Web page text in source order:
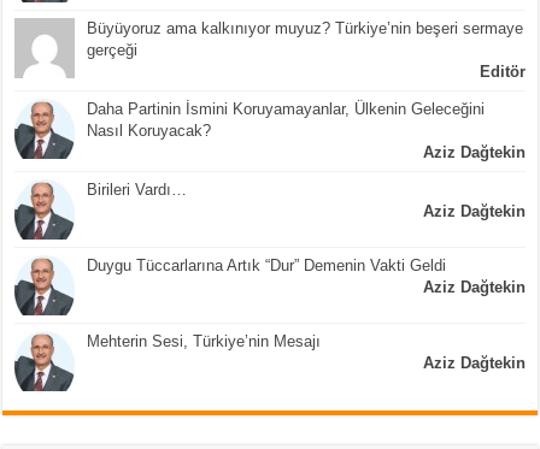
Büyüyoruz ama kalkınıyor muyuz? Türkiye’nin beşeri sermaye
gerçeği
Editör
Daha Partinin İsmini Koruyamayanlar, Ülkenin Geleceğini
Nasıl Koruyacak?
Aziz Dağtekin
Birileri Vardı…
Aziz Dağtekin
Duygu Tüccarlarına Artık “Dur” Demenin Vakti Geldi
Aziz Dağtekin
Mehterin Sesi, Türkiye’nin Mesajı
Aziz Dağtekin